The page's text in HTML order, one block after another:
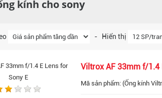
kính cho sony
- Hiển thị
Viltrox AF 33mm f/1.4
Mã sản phẩm: (Ống kính